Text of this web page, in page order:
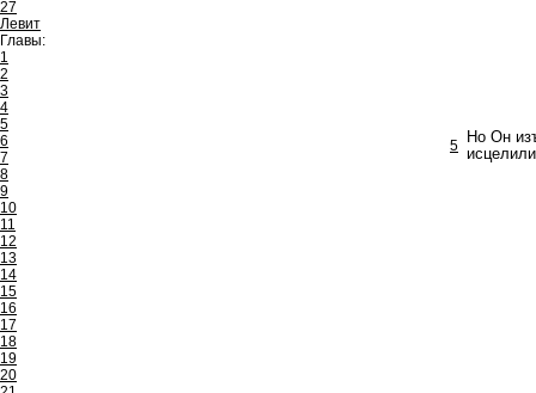
27
Левит
Главы:
1
2
3
4
5
6
7
8
9
10
11
12
13
14
15
16
17
18
19
20
5
Но Он